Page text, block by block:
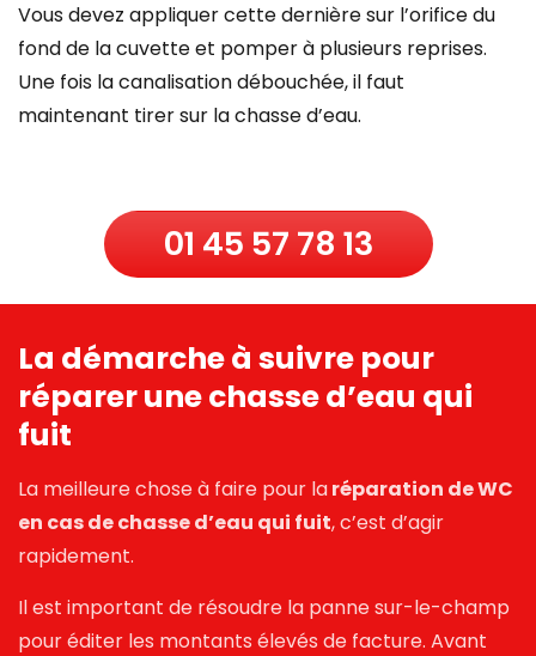
Vous devez appliquer cette dernière sur l’orifice du
fond de la cuvette et pomper à plusieurs reprises.
Une fois la canalisation débouchée, il faut
maintenant tirer sur la chasse d’eau.
01 45 57 78 13
La démarche à suivre pour
réparer une chasse d’eau qui
fuit
La meilleure chose à faire pour laréparation de WC
en cas de chasse d’eau qui fuit, c’est d’agir
rapidement.
Il est important de résoudre la panne sur-le-champ
pour éditer les montants élevés de facture. Avant